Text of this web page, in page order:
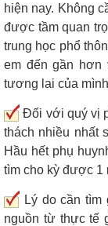
hiện nay. Không
được tầm quan
trung học phổ
em đến gần
tương lai của
Đối với quý vị
thách nhiều nhất
Hầu hết phụ
tìm cho kỳ được 1
Lý do cần
nguồn từ thực tế